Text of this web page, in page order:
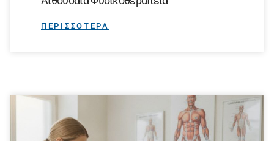
ΠΕΡΙΣΣΟΤΕΡΑ